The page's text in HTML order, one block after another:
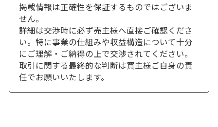
掲載情報は正確性を保証するものではございま
せん。
詳細は交渉時に必ず売主様へ直接ご確認くださ
い。特に事業の仕組みや収益構造について十分
にご理解・ご納得の上で交渉されてください。
取引に関する最終的な判断は買主様ご自身の責
任でお願いいたします。